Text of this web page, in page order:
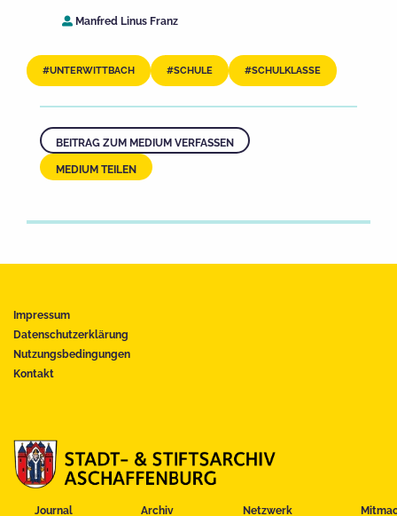
Journal Archiv Netzwerk
Manfred Linus Franz
UNTERWITTBACH SCHULE SCHULKLASSE
BEITRAG ZUM MEDIUM VERFASSEN
MEDIUM TEILEN
Impressum
Datenschutzerklärung
Nutzungsbedingungen
Kontakt